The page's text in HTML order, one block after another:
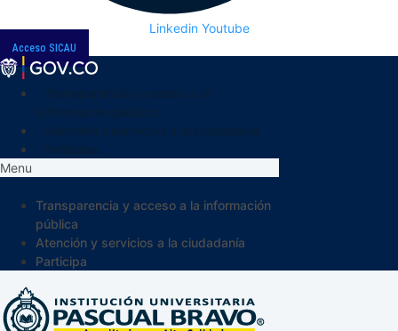
Linkedin Youtube
Acceso SICAU
Menu
Transparencia y acceso a la información
pública
Atención y servicios a la ciudadanía
Participa